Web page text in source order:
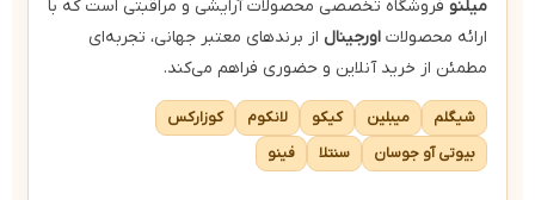
میلنو فروشگاه تخصصی محصولات آرایشی و مراقبتی است که با
ارائه محصولات اورجینال از برندهای معتبر جهانی، تجربه‌ای
مطمئن از خرید آنلاین و حضوری فراهم می‌کند.
شیگلم میبلین کیکو لانکوم
کوزارکس
بیوتی آو جوسان
سنتلا فینو